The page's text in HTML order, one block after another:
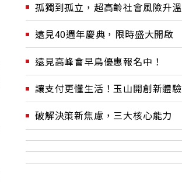
孤獨到孤立，超高齡社會風險升溫
遠見40週年慶典，限時盛大開啟
遠見高峰會早鳥優惠報名中！
讓支付更懂生活！玉山開創新體驗
破解決策新焦慮，三大核心能力